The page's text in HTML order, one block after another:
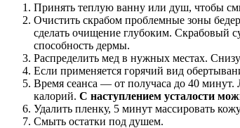
Принять теплую ванну или душ, чтобы
Очистить скрабом проблемные зоны
сделать очищение глубоким. Скрабовый
способность дермы.
Распределить мед в нужных местах.
Если применяется горячий вид
Время сеанса — от получаса до 40 минут.
калорий. С наступлением усталости
Удалить пленку, 5 минут массировать
Смыть остатки под душем.